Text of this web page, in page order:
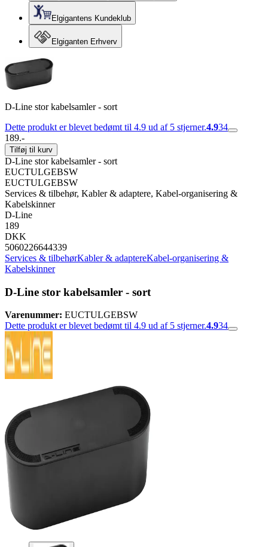
Elgigantens Kundeklub
Elgiganten Erhverv
D-Line stor kabelsamler - sort
Dette produkt er blevet bedømt til 4.9 ud af 5 stjerner.4.934
189.-
Tilføj til kurv
D-Line stor kabelsamler - sort
EUCTULGEBSW
EUCTULGEBSW
Services & tilbehør, Kabler & adaptere, Kabel-organisering &
Kabelskinner
D-Line
189
DKK
5060226644339
Services & tilbehørKabler & adaptereKabel-organisering &
Kabelskinner
D-Line stor kabelsamler - sort
Varenummer: EUCTULGEBSW
Dette produkt er blevet bedømt til 4.9 ud af 5 stjerner.4.934